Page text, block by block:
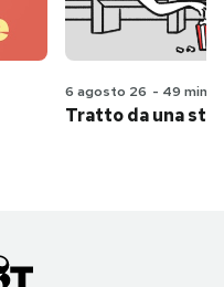
6 agosto 26 - 49 min
Tratto da una